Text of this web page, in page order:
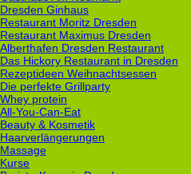
Dresden Ginhaus
Restaurant Moritz Dresden
Restaurant Maximus Dresden
Alberthafen Dresden Restaurant
Das Hickory Restaurant in Dresden
Rezeptideen Weihnachtsessen
Die perfekte Grillparty
Whey protein
All-You-Can-Eat
Beauty & Kosmetik
Haarverlängerungen
Massage
Kurse